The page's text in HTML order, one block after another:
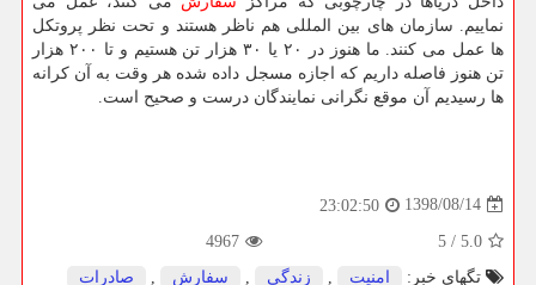
نماییم. سازمان های بین المللی هم ناظر هستند و تحت نظر پروتكل
ها عمل می كنند. ما هنوز در ۲۰ یا ۳۰ هزار تن هستیم و تا ۲۰۰ هزار
تن هنوز فاصله داریم كه اجازه مسجل داده شده هر وقت به آن كرانه
ها رسیدیم آن موقع نگرانی نمایندگان درست و صحیح است.
1398/08/14
23:02:50
5.0
/
5
4967
تگهای خبر:
امنیت زندگی سفارش صادرات